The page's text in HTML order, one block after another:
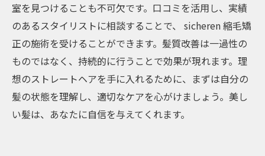
室を見つけることも不可欠です。口コミを活用し、実績
のあるスタイリストに相談することで、 sicheren 縮毛矯
正の施術を受けることができます。髪質改善は一過性の
ものではなく、持続的に行うことで効果が現れます。理
想のストレートヘアを手に入れるために、まずは自分の
髪の状態を理解し、適切なケアを心がけましょう。美し
い髪は、あなたに自信を与えてくれます。